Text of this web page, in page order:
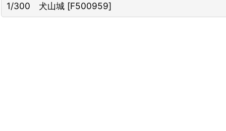
1/300 犬山城 [F500959]